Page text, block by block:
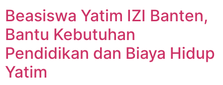
Beasiswa Yatim IZI Banten,
Bantu Kebutuhan
Pendidikan dan Biaya Hidup
Yatim